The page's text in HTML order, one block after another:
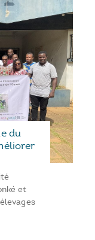
du
et